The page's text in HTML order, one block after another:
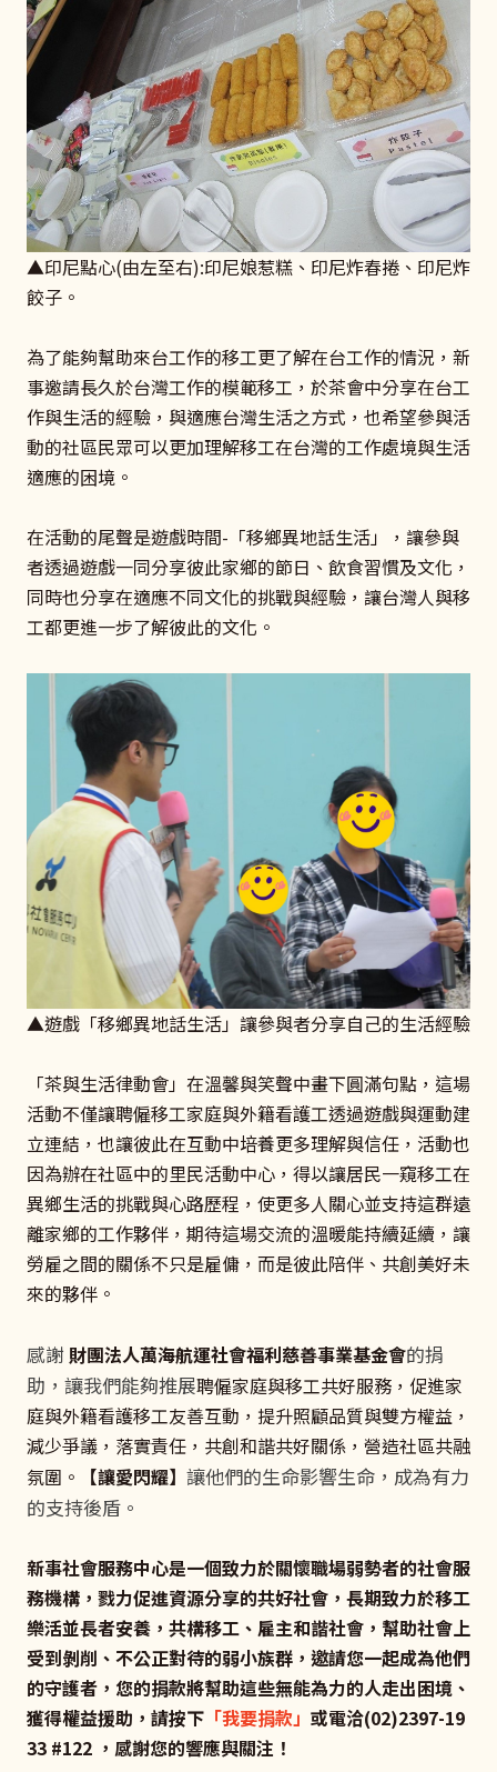
▲印尼點心(由左至右):印尼娘惹糕、印尼炸春捲、印尼炸
餃子。
為了能夠幫助來台工作的移工更了解在台工作的情況，新
事邀請長久於台灣工作的模範移工，於茶會中分享在台工
作與生活的經驗，與適應台灣生活之方式，也希望參與活
動的社區民眾可以更加理解移工在台灣的工作處境與生活
適應的困境。
在活動的尾聲是遊戲時間-「移鄉異地話生活」，讓參與
者透過遊戲一同分享彼此家鄉的節日、飲食習慣及文化，
同時也分享在適應不同文化的挑戰與經驗，讓台灣人與移
工都更進一步了解彼此的文化。
▲遊戲「移鄉異地話生活」讓參與者分享自己的生活經驗
「茶與生活律動會」在溫馨與笑聲中畫下圓滿句點，這場
活動不僅讓聘僱移工家庭與外籍看護工透過遊戲與運動建
立連結，也讓彼此在互動中培養更多理解與信任，活動也
因為辦在社區中的里民活動中心，得以讓居民一窺移工在
異鄉生活的挑戰與心路歷程，使更多人關心並支持這群遠
離家鄉的工作夥伴，期待這場交流的溫暖能持續延續，讓
勞雇之間的關係不只是雇傭，而是彼此陪伴、共創美好未
來的夥伴。
感謝 財團法人萬海航運社會福利慈善事業基金會的捐
助，讓我們能夠推展聘僱家庭與移工共好服務，促進家
庭與外籍看護移工友善互動，提升照顧品質與雙方權益，
減少爭議，落實責任，共創和諧共好關係，營造社區共融
氛圍。
【讓愛閃耀】 讓他們的生命影響生命，成為有力
的支持後盾。
新事社會服務中心是一個致力於關懷職場弱勢者的社會服
務機構，戮力促進資源分享的共好社會，長期致力於移工
樂活並長者安養，共構移工、雇主和諧社會，幫助社會上
受到剝削、不公正對待的弱小族群，邀請您一起成為他們
的守護者，您的捐款將幫助這些無能為力的人走出困境、
獲得權益援助，請按下 「我要捐款」 或電洽(02)2397-19
33 #122 ，感謝您的響應與關注！